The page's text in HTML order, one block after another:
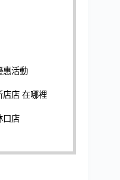
惠活動
店店 在哪裡
口店